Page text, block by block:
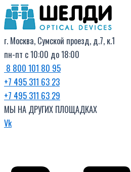
Перейти
к
содержимому
г. Москва, Сумской проезд, д.7, к.1
пн-пт с 10:00 до 18:00
8 800 101 80 95
+7 495 311 63 23
+7 495 311 63 29
МЫ НА ДРУГИХ ПЛОЩАДКАХ
Vk
Поиск
товаров